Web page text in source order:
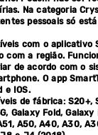
Na categoria
pessoais só
com o aplicativo
com a região.
de acordo com o
O app
e IOS.
de fábrica: S20+,
Galaxy Fold,
A50, A40, A30,